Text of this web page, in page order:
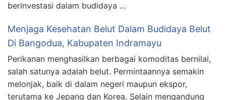
berinvestasi dalam budidaya …
Menjaga Kesehatan Belut Dalam Budidaya Belut
Di Bangodua, Kabupaten Indramayu
Perikanan menghasilkan berbagai komoditas bernilai,
salah satunya adalah belut. Permintaannya semakin
melonjak, baik di dalam negeri maupun ekspor,
terutama ke Jepang dan Korea. Selain mengandung